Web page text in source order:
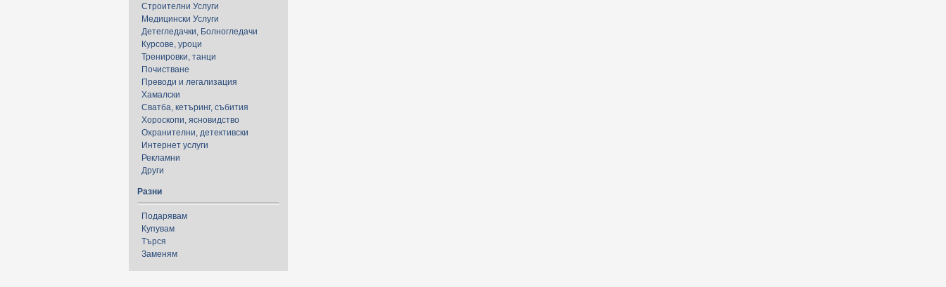
Строителни Услуги
Медицински Услуги
Детегледачки, Болногледачи
Курсове, уроци
Тренировки, танци
Почистване
Преводи и легализация
Хамалски
Сватба, кетъринг, събития
Хороскопи, ясновидство
Охранителни, детективски
Интернет услуги
Рекламни
Други
Разни
Подарявам
Купувам
Търся
Заменям